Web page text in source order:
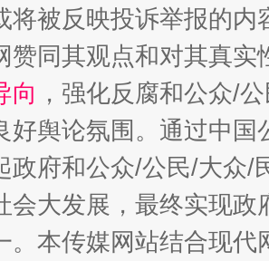
将被反映投诉举报的
赞同其观点和对其真实
向 ，强化反腐和公众/
好舆论氛围。通过中
政府和公众/公民/大众/
会大发展，最终实现
。本传媒网站结合现